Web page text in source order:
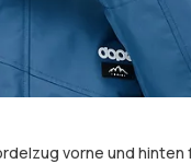
vorne und hinten